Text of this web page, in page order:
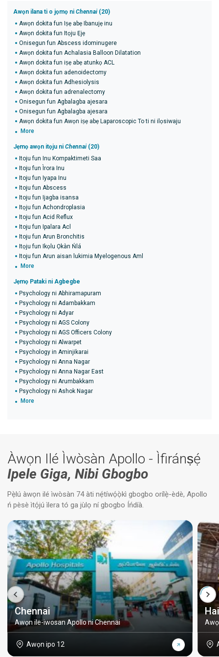
Awọn ilana ti o jọmọ ni Chennai (20)
Awọn dokita fun Iṣẹ abẹ Ibanujẹ inu
Awọn dokita fun Itọju Ẹjẹ
Onisegun fun Abscess idominugere
Awọn dokita fun Achalasia Balloon Dilatation
Awọn dokita fun iṣẹ abẹ atunkọ ACL
Awọn dokita fun adenoidectomy
Awọn dokita fun Adhesiolysis
Awọn dokita fun adrenalectomy
Onisegun fun Agbalagba ajesara
Onisegun fun Agbalagba ajesara
Awọn dokita fun Awọn iṣẹ abẹ Laparoscopic To ti ni ilọsiwaju
More
Jẹmọ awọn itọju ni Chennai (20)
Itoju fun Inu Kompaktimeti Saa
Itoju fun Ìrora Inu
Itoju fun Iyapa Inu
Itoju fun Abscess
Itoju fun Ijagba isansa
Itọju fun Achondroplasia
Itoju fun Acid Reflux
Itoju fun Ipalara Acl
Itoju fun Arun Bronchitis
Itọju fun Ikọlu Ọkàn Ńlá
Itoju fun Arun aisan lukimia Myelogenous Aml
More
Jẹmọ Pataki ni Agbegbe
Psychology ni Abhiramapuram
Psychology ni Adambakkam
Psychology ni Adyar
Psychology ni AGS Colony
Psychology ni AGS Officers Colony
Psychology ni Alwarpet
Psychology in Aminjikarai
Psychology ni Anna Nagar
Psychology ni Anna Nagar East
Psychology ni Arumbakkam
Psychology ni Ashok Nagar
More
Àwọn Ilé Ìwòsàn Apollo - Ìfiránṣẹ́
Ipele Giga, Nibi Gbogbo
Pẹ̀lú àwọn ilé ìwòsàn 74 àti nẹ́tíwọ́ọ̀kì gbogbo orílẹ̀-èdè, Apollo
ń pèsè ìtọ́jú ìlera tó ga jùlọ ní gbogbo Íńdíà.
Chennai
Awọn ile-iwosan Apollo ni Chennai
Awọn ipo 12